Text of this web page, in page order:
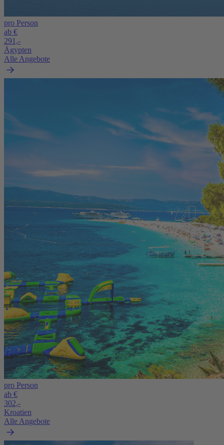
pro Person
ab €
291,-
Ägypten
Alle Angebote
pro Person
ab €
302,-
Kroatien
Alle Angebote